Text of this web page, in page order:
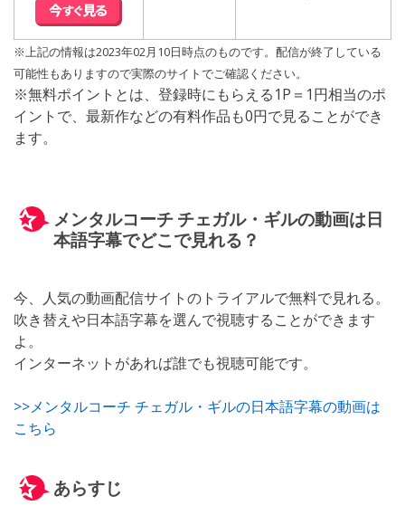
※上記の情報は2023年02月10日時点のものです。配信が終了している
可能性もありますので実際のサイトでご確認ください。
※無料ポイントとは、登録時にもらえる1P＝1円相当のポ
イントで、最新作などの有料作品も0円で見ることができ
ます。
メンタルコーチ チェガル・ギルの動画は日
本語字幕でどこで見れる？
今、人気の動画配信サイトのトライアルで無料で見れる。
吹き替えや日本語字幕を選んで視聴することができます
よ。
インターネットがあれば誰でも視聴可能です。
>>メンタルコーチ チェガル・ギルの日本語字幕の動画は
こちら
あらすじ